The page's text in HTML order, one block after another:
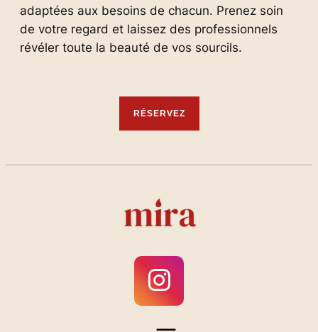
adaptées aux besoins de chacun. Prenez soin
de votre regard et laissez des professionnels
révéler toute la beauté de vos sourcils.
RÉSERVEZ